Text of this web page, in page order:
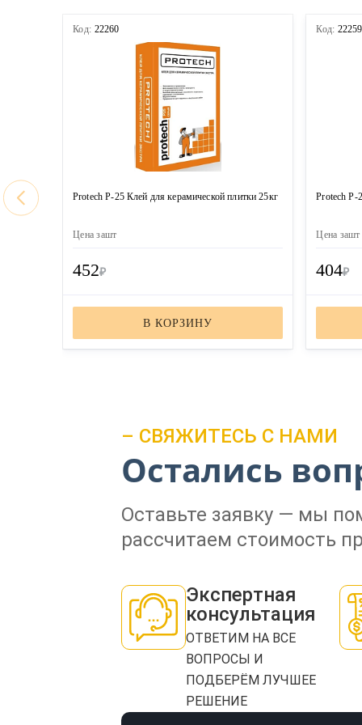
Код: 22260
Protech Р-25 Клей для керамической плитки 25кг
Цена зашт
452₽
В КОРЗИНУ
Код: 22259
Protech Р-
Цена зашт
404₽
– СВЯЖИТЕСЬ С НАМИ
Остались
Оставьте заявку — мы
рассчитаем стоимость
Экспертная
консультация
ОТВЕТИМ НА ВСЕ
ВОПРОСЫ И
ПОДБЕРЁМ ЛУЧШЕЕ
РЕШЕНИЕ